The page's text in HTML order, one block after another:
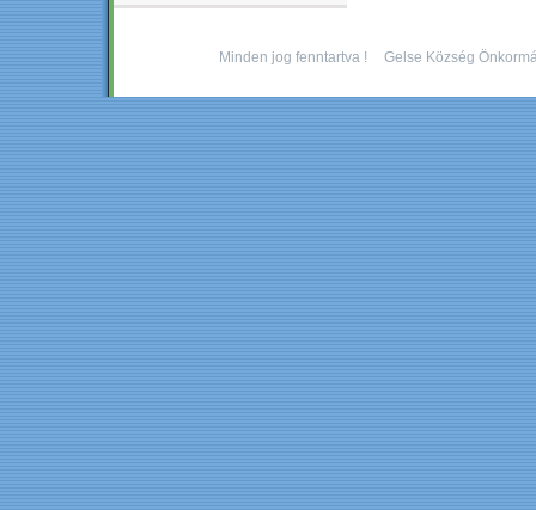
Minden jog fenntartva ! Gelse Község